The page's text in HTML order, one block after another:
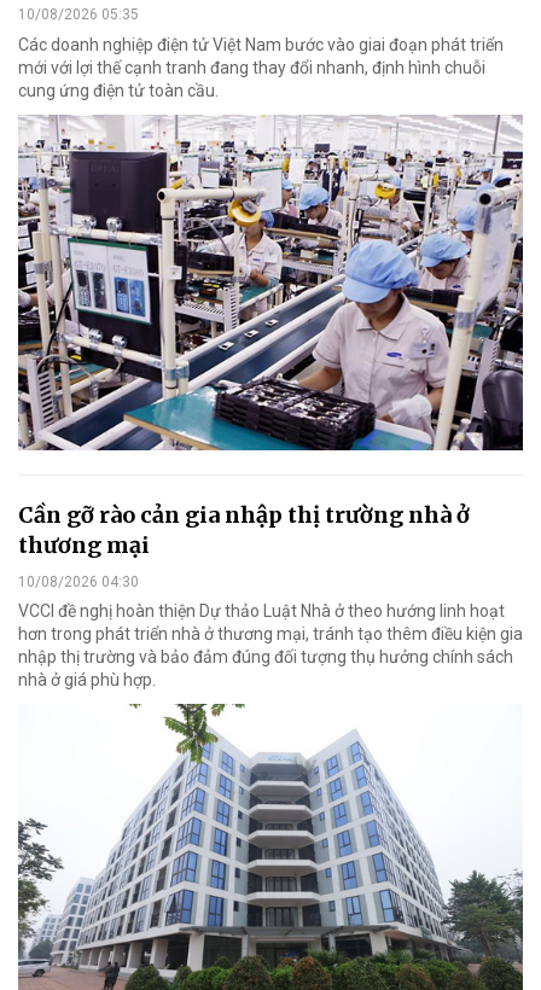
10/08/2026 05:35
Các doanh nghiệp điện tử Việt Nam bước vào giai đoạn phát triển
mới với lợi thế cạnh tranh đang thay đổi nhanh, định hình chuỗi
cung ứng điện tử toàn cầu.
Cần gỡ rào cản gia nhập thị trường nhà ở
thương mại
10/08/2026 04:30
VCCI đề nghị hoàn thiện Dự thảo Luật Nhà ở theo hướng linh hoạt
hơn trong phát triển nhà ở thương mại, tránh tạo thêm điều kiện gia
nhập thị trường và bảo đảm đúng đối tượng thụ hưởng chính sách
nhà ở giá phù hợp.